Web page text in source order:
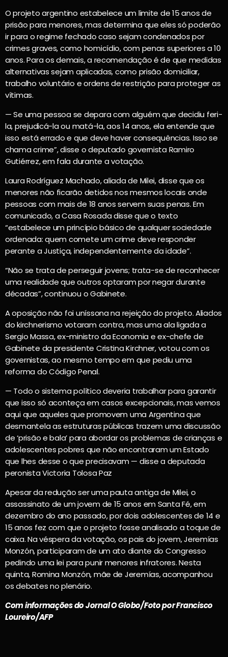
O projeto argentino estabelece um limite de 15 anos de
prisão para menores, mas determina que eles só poderão
ir para o regime fechado caso sejam condenados por
crimes graves, como homicídio, com penas superiores a 10
anos. Para os demais, a recomendação é de que medidas
alternativas sejam aplicadas, como prisão domiciliar,
trabalho voluntário e ordens de restrição para proteger as
vítimas.
— Se uma pessoa se depara com alguém que decidiu feri-
la, prejudicá-la ou matá-la, aos 14 anos, ela entende que
isso está errado e que deve haver consequências. Isso se
chama crime”, disse o deputado governista Ramiro
Gutiérrez, em fala durante a votação.
Laura Rodríguez Machado, aliada de Milei, disse que os
menores não ficarão detidos nos mesmos locais onde
pessoas com mais de 18 anos servem suas penas. Em
comunicado, a Casa Rosada disse que o texto
“estabelece um princípio básico de qualquer sociedade
ordenada: quem comete um crime deve responder
perante a Justiça, independentemente da idade”.
“Não se trata de perseguir jovens; trata-se de reconhecer
uma realidade que outros optaram por negar durante
décadas”, continuou o Gabinete.
A oposição não foi uníssona na rejeição do projeto. Aliados
do kirchnerismo votaram contra, mas uma ala ligada a
Sergio Massa, ex-ministro da Economia e ex-chefe de
Gabinete da presidente Cristina Kirchner, votou com os
governistas, ao mesmo tempo em que pediu uma
reforma do Código Penal.
— Todo o sistema político deveria trabalhar para garantir
que isso só aconteça em casos excepcionais, mas vemos
aqui que aqueles que promovem uma Argentina que
desmantela as estruturas públicas trazem uma discussão
de ‘prisão e bala’ para abordar os problemas de crianças e
adolescentes pobres que não encontraram um Estado
que lhes desse o que precisavam — disse a deputada
peronista Victoria Tolosa Paz
Apesar da redução ser uma pauta antiga de Milei, o
assassinato de um jovem de 15 anos em Santa Fé, em
dezembro do ano passado, por dois adolescentes de 14 e
15 anos fez com que o projeto fosse analisado a toque de
caixa. Na véspera da votação, os pais do jovem, Jeremías
Monzón, participaram de um ato diante do Congresso
pedindo uma lei para punir menores infratores. Nesta
quinta, Romina Monzón, mãe de Jeremías, acompanhou
os debates no plenário.
Com informações do Jornal O Globo/Foto por Francisco
Loureiro/AFP